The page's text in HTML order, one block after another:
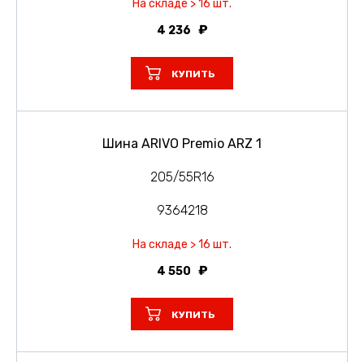
На складе > 16 шт.
4 236
КУПИТЬ
Шина ARIVO Premio ARZ 1
205/55R16
9364218
На складе > 16 шт.
4 550
КУПИТЬ